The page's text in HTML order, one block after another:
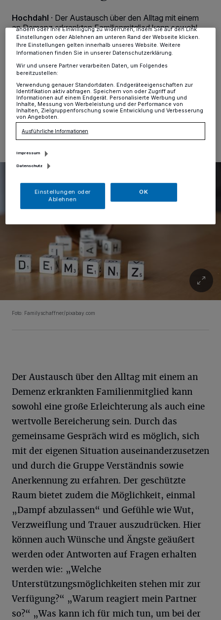
Hochdahl · Der Austausch über den Alltag mit einem
an Demenz erkrankten Familienmitglied kann sowohl
eine große Erleichterung als auch eine wertvolle
Bereicherung sein. Durch das gemeinsame Gespräch
wird es möglich, sich mit der eigenen Situation
auseinanderzusetzen und durch die Gruppe
Verständnis sowie Anerkennung zu erfahren.
27.12.2024 , 11:32 Uhr
Foto: Familyschaffner/pixabay.com
Der Austausch über den Alltag mit einem an
Demenz erkrankten Familienmitglied kann
sowohl eine große Erleichterung als auch eine
wertvolle Bereicherung sein. Durch das
gemeinsame Gespräch wird es möglich, sich
mit der eigenen Situation auseinanderzusetzen
und durch die Gruppe Verständnis sowie
Anerkennung zu erfahren. Der geschützte
Raum bietet zudem die Möglichkeit, einmal
„Dampf abzulassen“ und Gefühle wie Wut,
Verzweiflung und Trauer auszudrücken. Hier
können auch Wünsche und Ängste geäußert
werden oder Antworten auf Fragen erhalten
werden wie: „Welche
Unterstützungsmöglichkeiten stehen mir zur
Verfügung?“ „Warum reagiert mein Partner
so?“ „Was kann ich für mich tun, um bei der
Anzeigen möglicherweise nicht mehr so relevant für Sie. Sie können
dieses Menü jederzeit wieder aufrufen, um Ihre Einstellungen zu
ändern oder Ihre Einwilligung zu widerrufen, indem Sie auf den Link
Einstellungen oder Ablehnen am unteren Rand der Webseite klicken.
Ihre Einstellungen gelten innerhalb unseres Website. Weitere
Informationen finden Sie in unserer Datenschutzerklärung.
Wir und unsere Partner verarbeiten Daten, um Folgendes
bereitzustellen:
Verwendung genauer Standortdaten. Endgeräteeigenschaften zur
Identifikation aktiv abfragen. Speichern von oder Zugriff auf
Informationen auf einem Endgerät. Personalisierte Werbung und
Inhalte, Messung von Werbeleistung und der Performance von
Inhalten, Zielgruppenforschung sowie Entwicklung und Verbesserung
von Angeboten.
Ausführliche Informationen
Impressum
Datenschutz
Einstellungen oder
Ablehnen
OK